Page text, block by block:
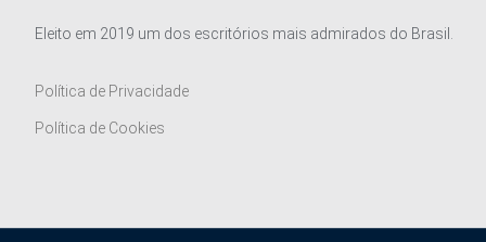
Eleito em 2019 um dos escritórios mais admirados do Brasil.
Política de Privacidade
Política de Cookies